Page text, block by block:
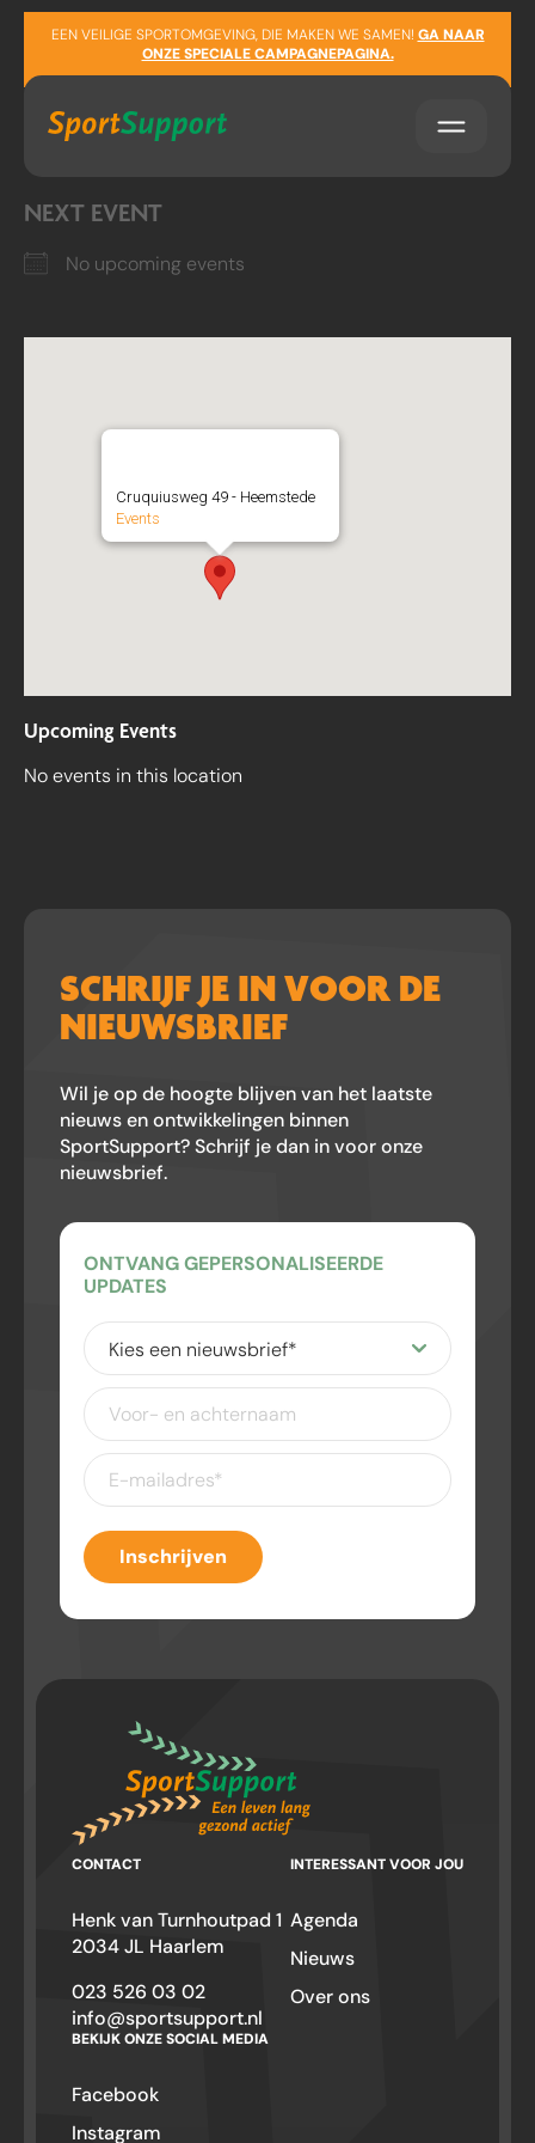
Sla navigatie over
EEN VEILIGE SPORTOMGEVING, DIE MAKEN WE SAMEN! GA NAAR
ONZE SPECIALE CAMPAGNEPAGINA.
LOCATION
Heemstede
NEXT EVENT
No upcoming events
Cruquiusweg 49 - Heemstede
Events
Upcoming Events
No events in this location
SCHRIJF JE IN VOOR DE
NIEUWSBRIEF
Wil je op de hoogte blijven van het laatste
nieuws en ontwikkelingen binnen
SportSupport? Schrijf je dan in voor onze
nieuwsbrief.
ONTVANG GEPERSONALISEERDE
UPDATES
Kies
een
nieuwsbrief(Vereist)
Voor-
en
achternaam
E-
mailadres(Vereist)
Inschrijven
CONTACT
Henk van Turnhoutpad 1
2034 JL Haarlem
023 526 03 02
info@sportsupport.nl
INTERESSANT VOOR JOU
Agenda
Nieuws
Over ons
BEKIJK ONZE SOCIAL MEDIA
Facebook
Instagram